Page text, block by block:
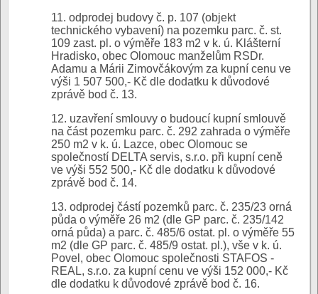
11. odprodej budovy č. p. 107 (objekt
technického vybavení) na pozemku parc. č. st.
109 zast. pl. o výměře 183 m2 v k. ú. Klášterní
Hradisko, obec Olomouc manželům RSDr.
Adamu a Márii Zimovčákovým za kupní cenu ve
výši 1 507 500,- Kč dle dodatku k důvodové
zprávě bod č. 13.
12. uzavření smlouvy o budoucí kupní smlouvě
na část pozemku parc. č. 292 zahrada o výměře
250 m2 v k. ú. Lazce, obec Olomouc se
společností DELTA servis, s.r.o. při kupní ceně
ve výši 552 500,- Kč dle dodatku k důvodové
zprávě bod č. 14.
13. odprodej částí pozemků parc. č. 235/23 orná
půda o výměře 26 m2 (dle GP parc. č. 235/142
orná půda) a parc. č. 485/6 ostat. pl. o výměře 55
m2 (dle GP parc. č. 485/9 ostat. pl.), vše v k. ú.
Povel, obec Olomouc společnosti STAFOS -
REAL, s.r.o. za kupní cenu ve výši 152 000,- Kč
dle dodatku k důvodové zprávě bod č. 16.